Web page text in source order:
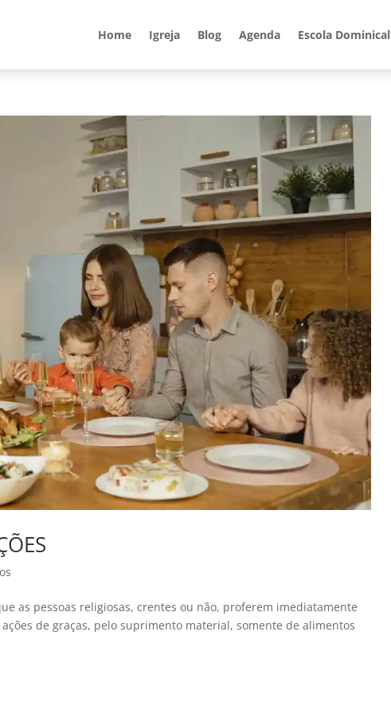
Home Igreja Blog Agenda Escola Dominical
as pessoas religiosas, crentes ou não, proferem imediatamente
de graças, pelo suprimento material, somente de alimentos